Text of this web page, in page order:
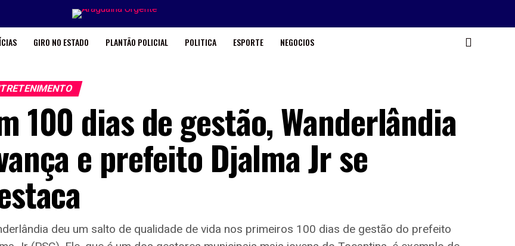
GIRO NO ESTADO PLANTÃO POLICIAL POLITICA ESPORTE NEGOCIOS
100 dias de gestão, Wanderlândia
e prefeito Djalma Jr se
deu um salto de qualidade de vida nos primeiros 100 dias de gestão do prefeito